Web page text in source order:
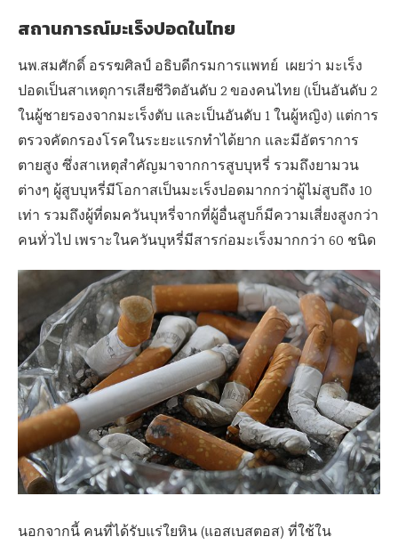
สถานการณ์มะเร็งปอดในไทย
นพ.สมศักดิ์ อรรฆศิลป์ อธิบดีกรมการแพทย์ เผยว่า มะเร็ง
ปอดเป็นสาเหตุการเสียชีวิตอันดับ 2ของคนไทย (เป็นอันดับ 2
ในผู้ชายรองจากมะเร็งตับ และเป็นอันดับ 1ในผู้หญิง) แต่การ
ตรวจคัดกรองโรคในระยะแรกทำได้ยาก และมีอัตราการ
ตายสูง ซึ่งสาเหตุสำคัญมาจากการสูบบุหรี่ รวมถึงยามวน
ต่างๆ ผู้สูบบุหรี่มีโอกาสเป็นมะเร็งปอดมากกว่าผู้ไม่สูบถึง 10
เท่า รวมถึงผู้ที่ดมควันบุหรี่จากที่ผู้อื่นสูบก็มีความเสี่ยงสูงกว่า
คนทั่วไป เพราะในควันบุหรี่มีสารก่อมะเร็งมากกว่า 60 ชนิด
นอกจากนี้ คนที่ได้รับแร่ใยหิน (แอสเบสตอส) ที่ใช้ใน